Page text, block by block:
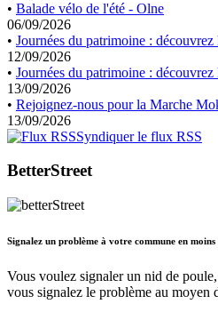
• Balade vélo de l'été - Olne
06/09/2026
• Journées du patrimoine :
12/09/2026
• Journées du patrimoine :
13/09/2026
• Rejoignez-nous pour la Marche
13/09/2026
Syndiquer le flux RSS
BetterStreet
Signalez un problème à votre commune en
Vous voulez signaler un nid de
vous signalez le problème au moyen